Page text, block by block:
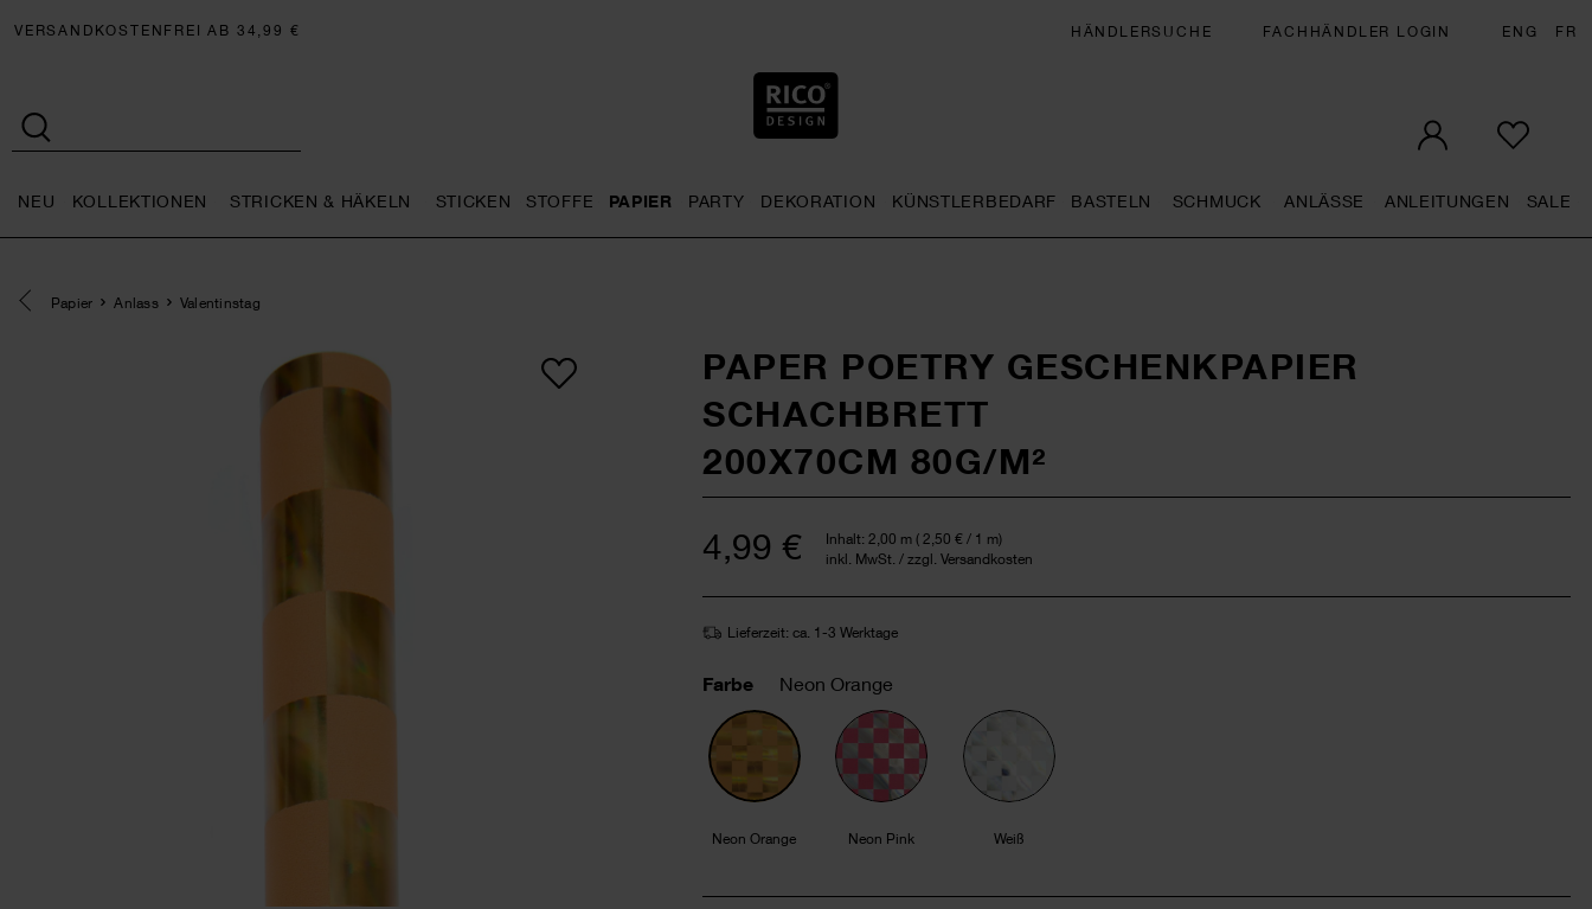
VERSANDKOSTENFREI AB 34,99 € HÄNDLERSUCHE FACHHÄNDLER LOGIN ENG FR
NEU KOLLEKTIONEN STRICKEN & HÄKELN STICKEN STOFFE PAPIER PARTY DEKORATION KÜNSTLERBEDARF BASTELN SCHMUCK ANLÄSSE ANLEITUNGEN SALE
Eine Kategorie zurück navigieren
Papier Anlass Valentinstag
PAPER POETRY GESCHENKPAPIER
SCHACHBRETT
200X70CM 80G/M²
4,99 € Inhalt: 2,00 m ( 2,50 € / 1 m)
inkl. MwSt. / zzgl. Versandkosten
Lieferzeit: ca. 1-3 Werktage
Farbe Neon Orange
Neon Orange Neon Pink Weiß